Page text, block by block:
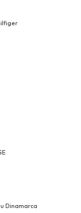
Dinamarca